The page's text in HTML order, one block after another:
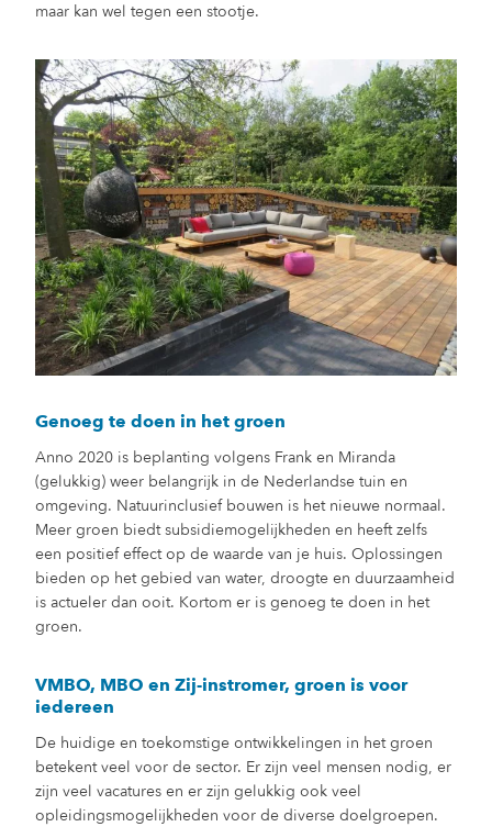
maar kan wel tegen een stootje.
Genoeg te doen in het groen
Anno 2020 is beplanting volgens Frank en Miranda
(gelukkig) weer belangrijk in de Nederlandse tuin en
omgeving. Natuurinclusief bouwen is het nieuwe normaal.
Meer groen biedt subsidiemogelijkheden en heeft zelfs
een positief effect op de waarde van je huis. Oplossingen
bieden op het gebied van water, droogte en duurzaamheid
is actueler dan ooit. Kortom er is genoeg te doen in het
groen.
VMBO, MBO en Zij-instromer, groen is voor
iedereen
De huidige en toekomstige ontwikkelingen in het groen
betekent veel voor de sector. Er zijn veel mensen nodig, er
zijn veel vacatures en er zijn gelukkig ook veel
opleidingsmogelijkheden voor de diverse doelgroepen.